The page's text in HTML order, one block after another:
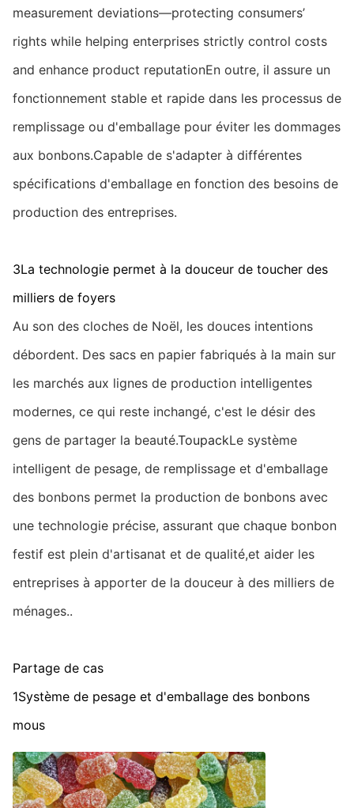
measurement deviations—protecting consumers’
rights while helping enterprises strictly control costs
and enhance product reputationEn outre, il assure un
fonctionnement stable et rapide dans les processus de
remplissage ou d'emballage pour éviter les dommages
aux bonbons.Capable de s'adapter à différentes
spécifications d'emballage en fonction des besoins de
production des entreprises.
3La technologie permet à la douceur de toucher des
milliers de foyers
Au son des cloches de Noël, les douces intentions
débordent. Des sacs en papier fabriqués à la main sur
les marchés aux lignes de production intelligentes
modernes, ce qui reste inchangé, c'est le désir des
gens de partager la beauté.ToupackLe système
intelligent de pesage, de remplissage et d'emballage
des bonbons permet la production de bonbons avec
une technologie précise, assurant que chaque bonbon
festif est plein d'artisanat et de qualité,et aider les
entreprises à apporter de la douceur à des milliers de
ménages..
Partage de cas
1Système de pesage et d'emballage des bonbons
mous